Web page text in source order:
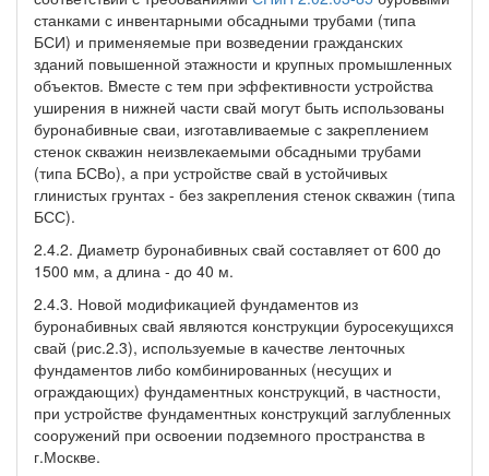
станками с инвентарными обсадными трубами (типа
БСИ) и применяемые при возведении гражданских
зданий повышенной этажности и крупных промышленных
объектов. Вместе с тем при эффективности устройства
уширения в нижней части свай могут быть использованы
буронабивные сваи, изготавливаемые с закреплением
стенок скважин неизвлекаемыми обсадными трубами
(типа БСВо), а при устройстве свай в устойчивых
глинистых грунтах - без закрепления стенок скважин (типа
БСС).
2.4.2. Диаметр буронабивных свай составляет от 600 до
1500 мм, а длина - до 40 м.
2.4.3. Новой модификацией фундаментов из
буронабивных свай являются конструкции буросекущихся
свай (рис.2.3), используемые в качестве ленточных
фундаментов либо комбинированных (несущих и
ограждающих) фундаментных конструкций, в частности,
при устройстве фундаментных конструкций заглубленных
сооружений при освоении подземного пространства в
г.Москве.